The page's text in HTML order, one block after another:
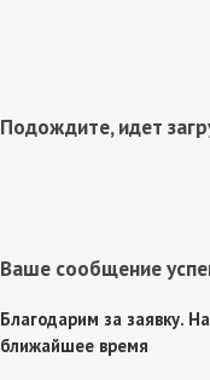
Подождите, идет
Ваше сообщение
Благодарим за заявку.
ближайшее время